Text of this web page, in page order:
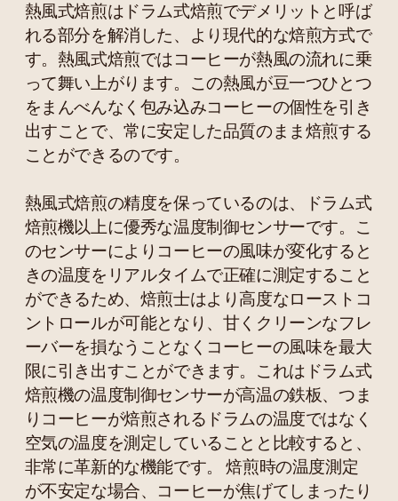
熱風式焙煎はドラム式焙煎でデメリットと呼ば
れる部分を解消した、より現代的な焙煎方式で
す。熱風式焙煎ではコーヒーが熱風の流れに乗
って舞い上がります。この熱風が豆一つひとつ
をまんべんなく包み込みコーヒーの個性を引き
出すことで、常に安定した品質のまま焙煎する
ことができるのです。
熱風式焙煎の精度を保っているのは、ドラム式
焙煎機以上に優秀な温度制御センサーです。こ
のセンサーによりコーヒーの風味が変化すると
きの温度をリアルタイムで正確に測定すること
ができるため、焙煎士はより高度なローストコ
ントロールが可能となり、甘くクリーンなフレ
ーバーを損なうことなくコーヒーの風味を最大
限に引き出すことができます。これはドラム式
焙煎機の温度制御センサーが高温の鉄板、つま
りコーヒーが焙煎されるドラムの温度ではなく
空気の温度を測定していることと比較すると、
非常に革新的な機能です。 焙煎時の温度測定
が不安定な場合、コーヒーが焦げてしまったり